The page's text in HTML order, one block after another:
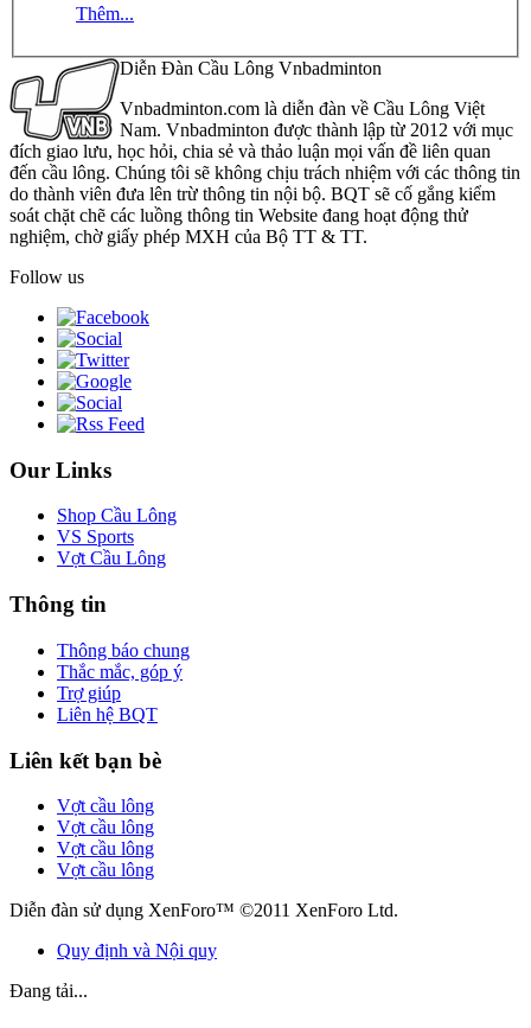
Thêm...
Diễn Đàn Cầu Lông Vnbadminton
Vnbadminton.com là diễn đàn về Cầu Lông Việt
Nam. Vnbadminton được thành lập từ 2012 với mục
đích giao lưu, học hỏi, chia sẻ và thảo luận mọi vấn đề liên quan
đến cầu lông. Chúng tôi sẽ không chịu trách nhiệm với các thông tin
do thành viên đưa lên trừ thông tin nội bộ. BQT sẽ cố gắng kiểm
soát chặt chẽ các luồng thông tin Website đang hoạt động thử
nghiệm, chờ giấy phép MXH của Bộ TT & TT.
Follow us
Our Links
Shop Cầu Lông
VS Sports
Vợt Cầu Lông
Thông tin
Thông báo chung
Thắc mắc, góp ý
Trợ giúp
Liên hệ BQT
Liên kết bạn bè
Vợt cầu lông
Vợt cầu lông
Vợt cầu lông
Vợt cầu lông
Diễn đàn sử dụng XenForo™ ©2011 XenForo Ltd.
Quy định và Nội quy
Đang tải...